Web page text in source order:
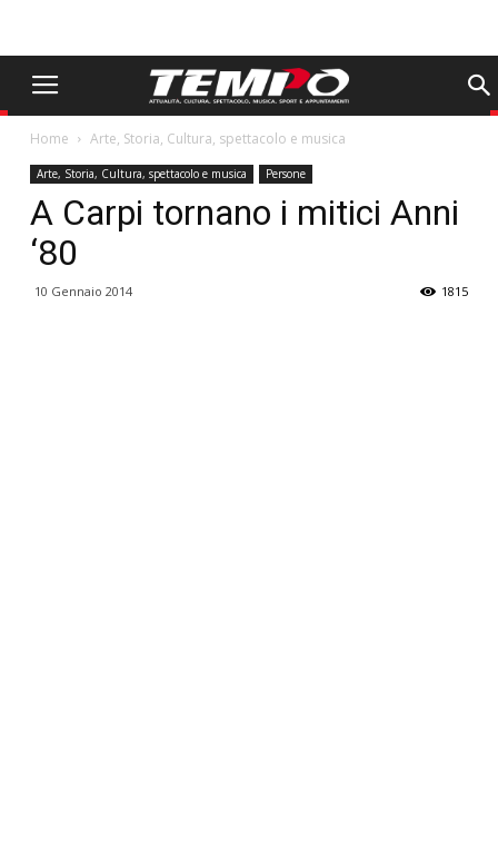
Home Arte, Storia, Cultura, spettacolo e musica
Arte, Storia, Cultura, spettacolo e musica Persone
A Carpi tornano i mitici Anni
‘80
10 Gennaio 2014 1815